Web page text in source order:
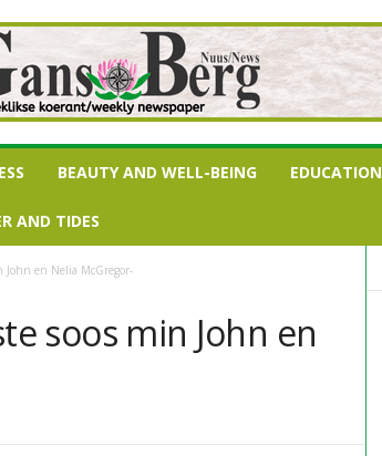
BEAUTY AND WELL-BEING EDUCATION
AND TIDES
John en Nelia McGregor-
soos min John en